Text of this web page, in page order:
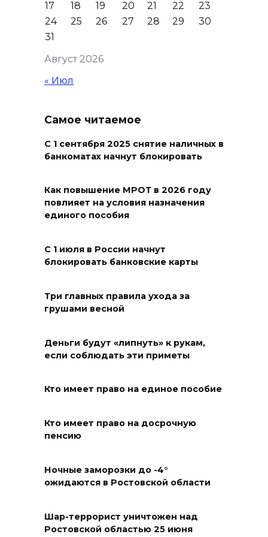
Ростовской области с апреля
по июнь
Следователи проверят
мужчиной в Шахтах
10 августа 2026 19:49
Константиновск получат по
80,6 млн рублей на
благоустройство
10 августа 2026 19:03
общественном транспорте
должны быть доступными по
10 августа 2026 18:34
Всероссийский день
10 августа 2026 18:32
10 августа 2026 18:30
10 августа 2026 18:28
Август 2026
17 18 19 20 21 22
23
24
25 26 27 28 29
30
31
« Июл
Самое читаемое
С 1 сентября 2025 снятие наличных в
банкоматах начнут блокировать
Как повышение МРОТ в 2026 году
повлияет на условия назначения
единого пособия
С 1 июля в России начнут
блокировать банковские карты
Три главных правила ухода за
грушами весной
Деньги будут «липнуть» к рукам,
если соблюдать эти приметы
Кто имеет право на единое пособие
Кто имеет право на досрочную
пенсию
Ночные заморозки до -4°
ожидаются в Ростовской области
Шар-террорист уничтожен над
Ростовской областью 25 июня